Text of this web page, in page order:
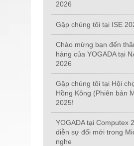
2026
Gặp chúng tôi tại ISE
Chào mừng bạn đến
hàng của YOGADA tại
2026
Gặp chúng tôi tại Hội
Hồng Kông (Phiên bản
2025!
YOGADA tại Computex
diễn sự đổi mới trong
nghe